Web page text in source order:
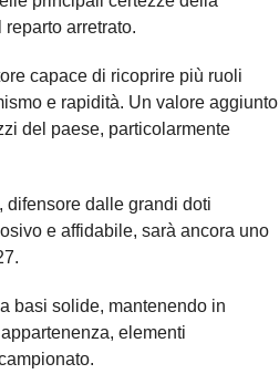
arretrato.
capace di ricoprire più ruoli
e rapidità. Un valore aggiunto
del paese, particolarmente
difensore dalle grandi doti
e affidabile, sarà ancora uno
basi solide, mantenendo in
elementi